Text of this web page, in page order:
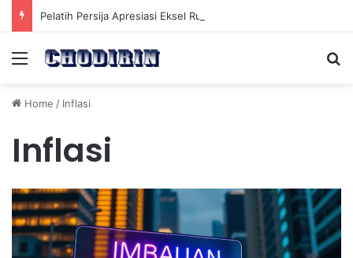
Menu
Home / Inflasi
Inflasi